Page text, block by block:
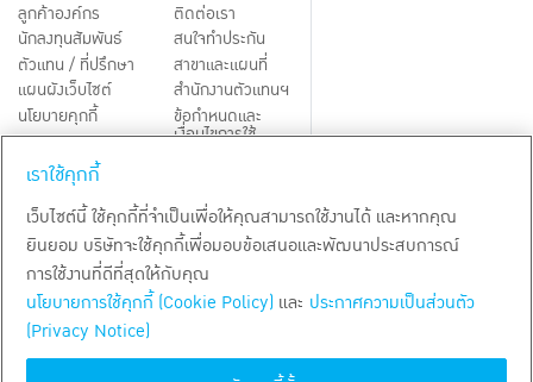
ลูกค้าองค์กร
นักลงทุนสัมพันธ์
ตัวแทน / ที่ปรึกษา
แผนผังเว็บไซต์
นโยบายคุกกี้
Third-Party Notices
ติดต่อเรา
สนใจทำประกัน
สาขาและแผนที่
สำนักงานตัวแทนฯ
ข้อกำหนดและ
เงื่อนไขการใช้
TH EN
สงวนลิขสิทธิ์ พ.ศ.2569
เราใช้คุกกี้
เว็บไซต์นี้ ใช้คุกกี้ที่จำเป็นเพื่อให้คุณสามารถใช้งานได้ และหากคุณ
ยินยอม บริษัทจะใช้คุกกี้เพื่อมอบข้อเสนอและพัฒนาประสบการณ์
การใช้งานที่ดีที่สุดให้กับคุณ
นโยบายการใช้คุกกี้ (Cookie Policy) และ ประกาศความเป็นส่วนตัว
(Privacy Notice)